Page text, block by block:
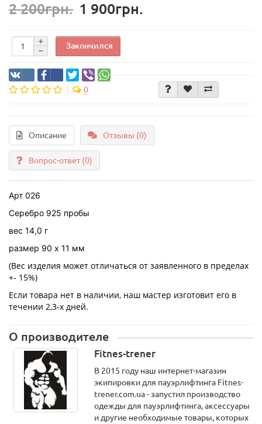
2 200грн. 1 900грн.
Закончился
0
Описание Отзывы (0)
Вопрос-ответ(0)
Арт 026
Серебро 925 пробы
вес 14,0 г
размер 90 х 11 мм
(Вес изделия может отличаться от заявленного в пределах
+- 15%)
Если товара нет в наличии, наш мастер изготовит его в
течении 2,3-х дней.
О производителе
Fitnes-trener
В 2015 году наш интернет-магазин
экипировки для пауэрлифтинга Fitnes-
trener.com.ua - запустил производство
одежды для пауэрлифтинга, аксессуары
и другие необходимые товары, которых